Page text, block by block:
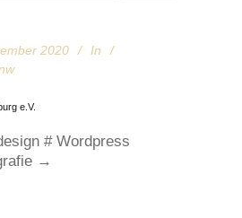
2020
In
e.V.
# Wordpress
→